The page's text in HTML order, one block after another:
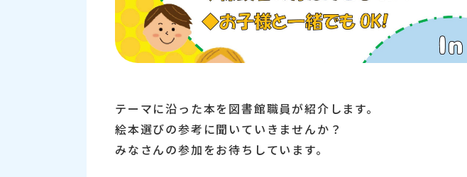
テーマに沿った本を図書館職員が紹介します。
絵本選びの参考に聞いていきませんか？
みなさんの参加をお待ちしています。